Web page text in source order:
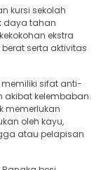
kursi sekolah
daya tahan
ekstra
serta aktivitas
sifat anti-
akibat kelembaban.
memerlukan
oleh kayu,
atau pelapisan